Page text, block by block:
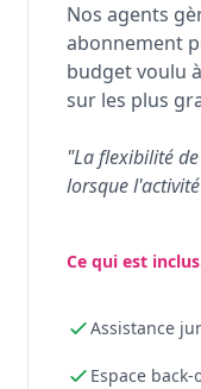
Nos agents
abonnement
budget voulu
sur les plus
"La flexibilité
lorsque
Ce qui est
Assistance
Espace